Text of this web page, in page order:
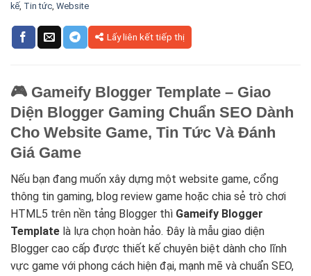
kế, Tin tức, Website
Lấy liên kết tiếp thị
🎮 Gameify Blogger Template – Giao
Diện Blogger Gaming Chuẩn SEO Dành
Cho Website Game, Tin Tức Và Đánh
Giá Game
Nếu bạn đang muốn xây dựng một website game, cổng
thông tin gaming, blog review game hoặc chia sẻ trò chơi
HTML5 trên nền tảng Blogger thì Gameify Blogger
Template là lựa chọn hoàn hảo. Đây là mẫu giao diện
Blogger cao cấp được thiết kế chuyên biệt dành cho lĩnh
vực game với phong cách hiện đại, mạnh mẽ và chuẩn SEO,